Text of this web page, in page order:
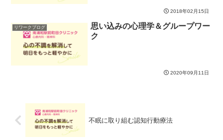
を体験するためのワークです。休職する
人の中には「自分の意見を言うと、場の
雰囲気が悪くなるのではな...
2018年02月15日
リワークブログ
思い込みの心理学＆グループワー
ク
2020年09月11日
不眠に取り組む認知行動療法